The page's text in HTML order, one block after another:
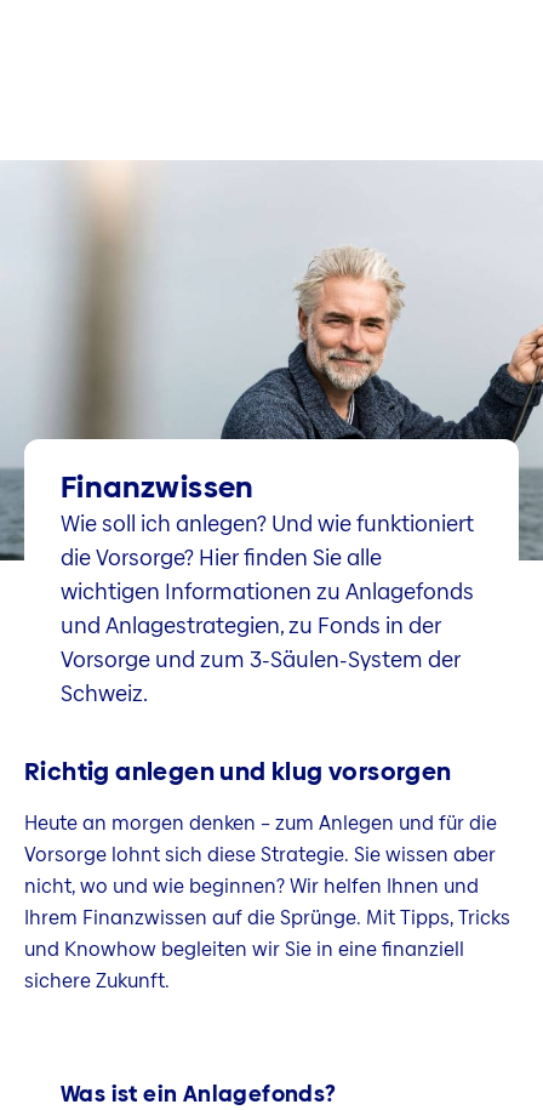
Finanzwissen
Wie soll ich anlegen? Und wie funktioniert
die Vorsorge? Hier finden Sie alle
wichtigen Informationen zu Anlagefonds
und Anlagestrategien, zu Fonds in der
Vorsorge und zum 3-Säulen-System der
Schweiz.
Richtig anlegen und klug vorsorgen
Heute an morgen denken – zum Anlegen und für die
Vorsorge lohnt sich diese Strategie. Sie wissen aber
nicht, wo und wie beginnen? Wir helfen Ihnen und
Ihrem Finanzwissen auf die Sprünge. Mit Tipps, Tricks
und Knowhow begleiten wir Sie in eine finanziell
sichere Zukunft.
Was ist ein Anlagefonds?